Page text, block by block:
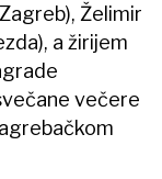
Želimir
a žirijem
večere